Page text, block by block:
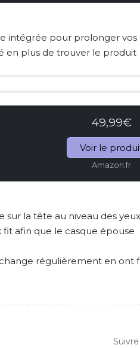
intégrée pour prolonger vos
en plus de trouver le produit
49,99€
Voir le
Amazon.fr
sur la tête au niveau des
afin que le casque épouse
régulièrement en ont
Suivre